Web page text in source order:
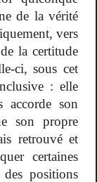
de la vérité
vers
la certitude
ci, sous cet
: elle
accorde son
son propre
retrouvé et
certaines
positions